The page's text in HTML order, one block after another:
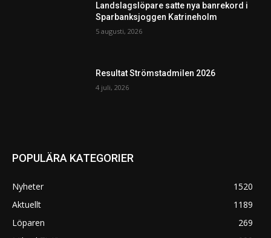
Landslagslöpare satte nya banrekord i
Sparbanksjoggen Katrineholm
5 augusti, 2026
Resultat Strömstadmilen 2026
4 juli, 2026
POPULÄRA KATEGORIER
Nyheter
1520
Aktuellt
1189
Löparen
269